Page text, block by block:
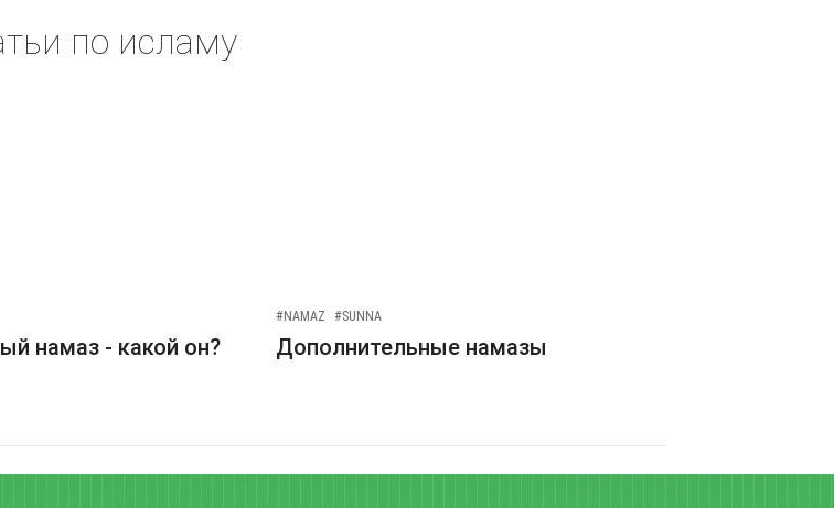
по исламу
намаз - какой он?
#NAMAZ #SUNNA
Дополнительные намазы